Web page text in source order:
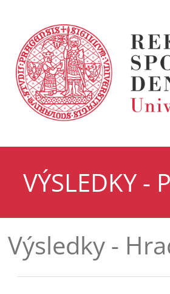
VÝSLEDKY -
Výsledky -